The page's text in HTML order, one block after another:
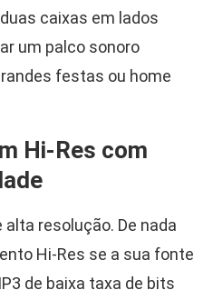
caixas em lados
um palco sonoro
festas ou home
Hi-Res com
alta resolução. De nada
Hi-Res se a sua fonte
de baixa taxa de bits